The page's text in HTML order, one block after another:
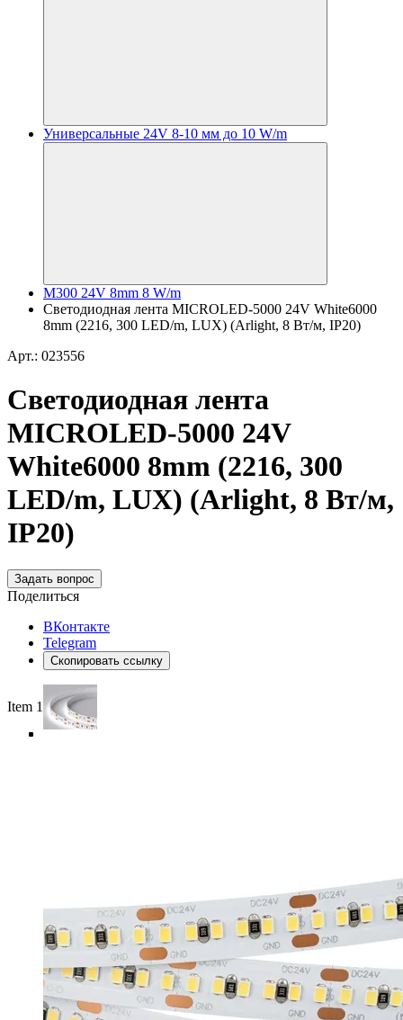
Универсальные 24V 8-10 мм до 10 W/m
M300 24V 8mm 8 W/m
Светодиодная лента MICROLED-5000 24V White6000
8mm (2216, 300 LED/m, LUX) (Arlight, 8 Вт/м, IP20)
Арт.: 023556
Светодиодная лента
MICROLED-5000 24V
White6000 8mm (2216, 300
LED/m, LUX) (Arlight, 8 Вт/м,
IP20)
Задать вопрос
Поделиться
ВКонтакте
Telegram
Скопировать ссылку
Item 1 of 5